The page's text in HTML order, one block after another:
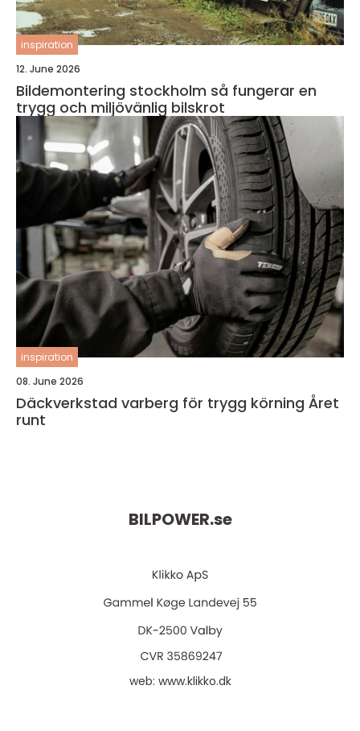
inspiration
12. June 2026
Bildemontering stockholm så fungerar en
trygg och miljövänlig bilskrot
inspiration
08. June 2026
Däckverkstad varberg för trygg körning Året
runt
BILPOWER.se
web: www.klikko.dk